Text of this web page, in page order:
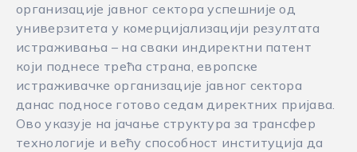
организације јавног сектора успешније од
универзитета у комерцијализацији резултата
истраживања – на сваки индиректни патент
који поднесе трећа страна, европске
истраживачке организације јавног сектора
данас подносе готово седам директних пријава.
Ово указује на јачање структура за трансфер
технологије и већу способност институција да